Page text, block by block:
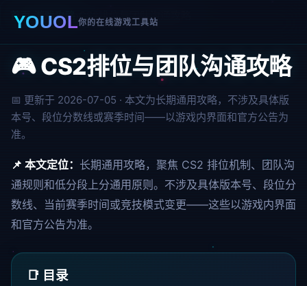
YOUOL你的在线游戏工具站
首页›游戏攻略 CS2排位与团队沟通攻略
🎮 CS2排位与团队沟通攻略
📅 更新于 2026-07-05 · 本文为长期通用攻略，不涉及具体版
本号、段位分数线或赛季时间——以游戏内界面和官方公告为
准。
📌 本文定位： 长期通用攻略，聚焦 CS2 排位机制、团队沟
通规则和低分段上分通用原则。不涉及具体版本号、段位分
数线、当前赛季时间或竞技模式变更——这些以游戏内界面
和官方公告为准。
📑 目录